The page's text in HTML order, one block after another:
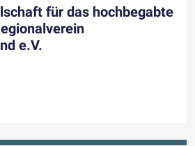
für das hochbegabte
e.V.